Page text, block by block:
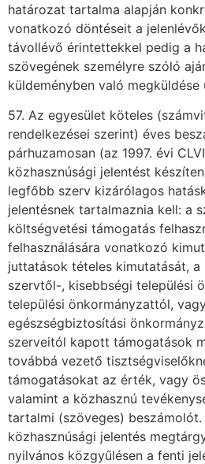
határozat tartalma alapján
vonatkozó döntéseit a
távollévő érintettekkel pedig a
szövegének személyre szóló
küldeményben való megküldése
57. Az egyesület köteles
rendelkezései szerint) éves
párhuzamosan (az 1997. évi
közhasznúsági jelentést
legfőbb szerv kizárólagos
jelentésnek tartalmaznia kell: a
költségvetési támogatás
felhasználására vonatkozó
juttatások tételes kimutatását,
szervtől-, kisebbségi települési
települési önkormányzattól,
egészségbiztosítási
szerveitól kapott támogatások
továbbá vezető
támogatásokat az érték, vagy
valamint a közhasznú
tartalmi (szöveges)
közhasznúsági jelentés
nyilvános közgyűlésen a fenti